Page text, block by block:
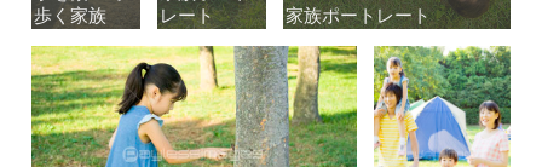
歩く家族
歩く家族
レート
レート
家族ポートレート
家族ポートレート